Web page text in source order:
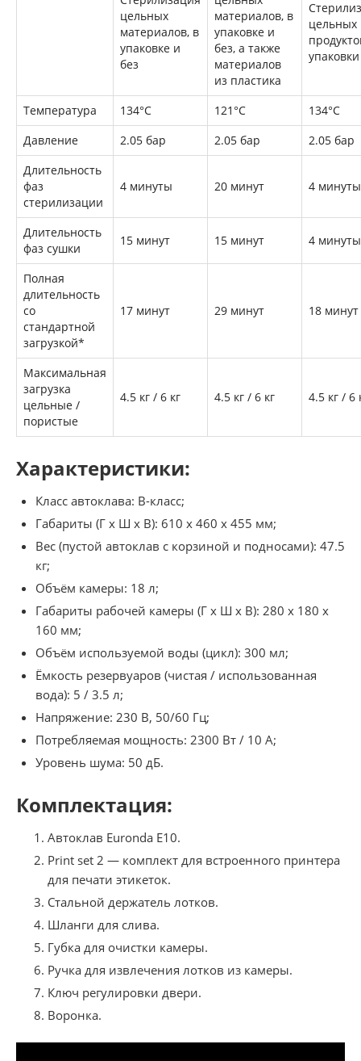
цельных
материалов, в
упаковке и
без
материалов, в
упаковке и
без, а также
материалов
из пластика
цельных
упаковки
Температура 134°C 121°C
134°C
Давление
2.05 бар 2.05 бар
2.05 бар
Длительность
фаз
стерилизации
4 минуты 20 минут 4 минуты
Длительность
фаз сушки
15 минут 15 минут 4 минуты
Полная
длительность
со
стандартной
загрузкой*
17 минут 29 минут 18 минут
Максимальная
загрузка
цельные /
пористые
4.5 кг / 6 кг 4.5 кг / 6 кг 4.5 кг / 6
Характеристики:
Класс автоклава: B-класс;
Габариты (Г х Ш х В): 610 х 460 х 455 мм;
Вес (пустой автоклав с корзиной и подносами): 47.5
кг;
Объём камеры: 18 л;
Габариты рабочей камеры (Г х Ш х В): 280 х 180 х
160 мм;
Объём используемой воды (цикл): 300 мл;
Ёмкость резервуаров (чистая / использованная
вода): 5 / 3.5 л;
Напряжение: 230 В, 50/60 Гц;
Потребляемая мощность: 2300 Вт / 10 А;
Уровень шума: 50 дБ.
Комплектация:
Автоклав Euronda E10.
Print set 2 — комплект для встроенного принтера
для печати этикеток.
Стальной держатель лотков.
Шланги для слива.
Губка для очистки камеры.
Ручка для извлечения лотков из камеры.
Ключ регулировки двери.
Воронка.